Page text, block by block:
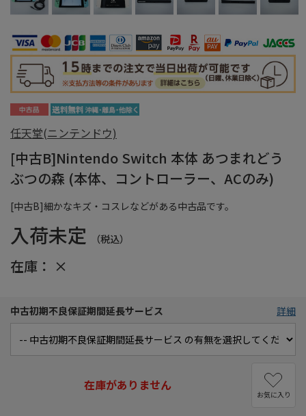
[中古B]細かなキズ・コスレなどがある中古品です。
任天堂(ニンテンドウ)
[中古B]Nintendo Switch 本体 あつまれどう
ぶつの森 (本体、コントローラー、ACのみ)
入荷未定 （税込）
在庫： ×
中古初期不良保証期間延長サービス 詳細
在庫がありません
お気に入り